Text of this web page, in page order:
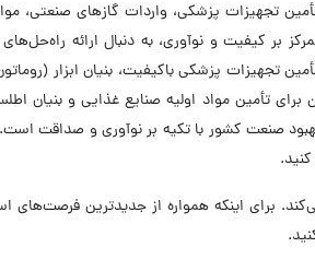
در زمینه‌های تأمین تجهیزات پزشکی، واردات گازهای صنعتی،
بر کیفیت و نوآوری، به دنبال ارائه
تجهیزات پزشکی باکیفیت، بنیان ابزار
برای تأمین مواد اولیه صنایع غذایی و بنیان
صنعت کشور با تکیه بر نوآوری و صداقت
جدید استخدام می‌کند. برای اینکه همواره از جدیدترین